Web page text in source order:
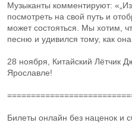
Музыканты комментируют:
посмотреть на свой путь и
может состояться. Мы хотим,
песню и удивился тому, как она
28 ноября, Китайский Лётчик
Ярославле!
Билеты онлайн без наценок и